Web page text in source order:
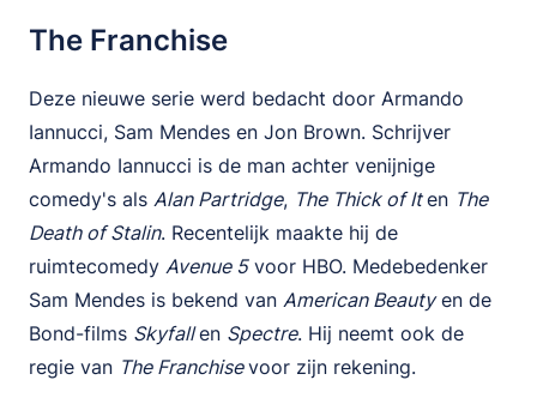
The Franchise
Deze nieuwe serie werd bedacht door Armando
Iannucci, Sam Mendes en Jon Brown. Schrijver
Armando Iannucci is de man achter venijnige
comedy's als Alan Partridge, The Thick of Iten The
Death of Stalin. Recentelijk maakte hij de
ruimtecomedy Avenue 5voor HBO. Medebedenker
Sam Mendes is bekend van American Beautyen de
Bond-films Skyfallen Spectre. Hij neemt ook de
regie van The Franchisevoor zijn rekening.